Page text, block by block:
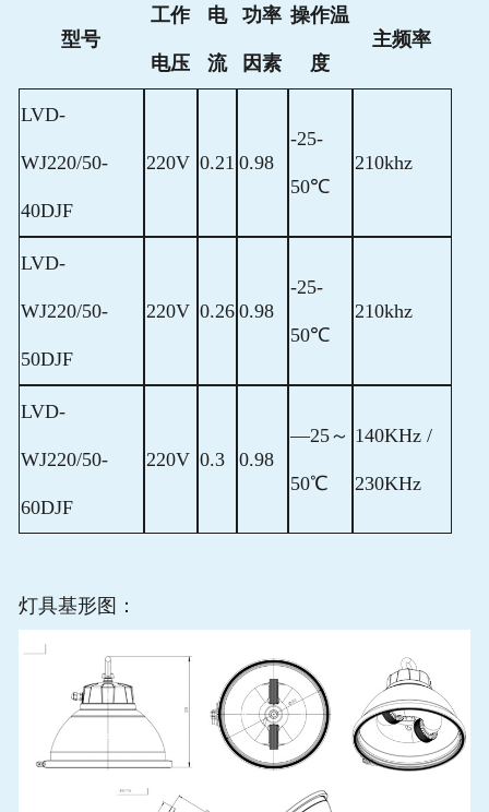
型号
工作
电压
电
流
功率
因素
操作温
度
主频率
LVD-
WJ220/50-
40DJF
220V 0.21 0.98
-25-
50℃
210khz
LVD-
WJ220/50-
50DJF
220V 0.26 0.98
-25-
50℃
210khz
LVD-
WJ220/50-
60DJF
220V 0.3 0.98
—25～
50℃
140KHz /
230KHz
灯具基形图：